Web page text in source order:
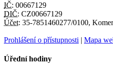
IČ: 00667129
DIČ: CZ00667129
Účet: 35-7851460277/0100,
Prohlášení o přístupnosti | Mapa
Úřední hodiny